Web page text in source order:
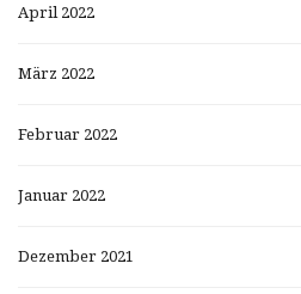
April 2022
März 2022
Februar 2022
Januar 2022
Dezember 2021